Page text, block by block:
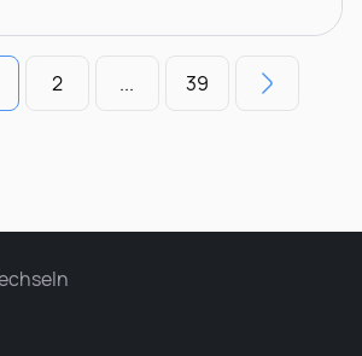
2 ... 39